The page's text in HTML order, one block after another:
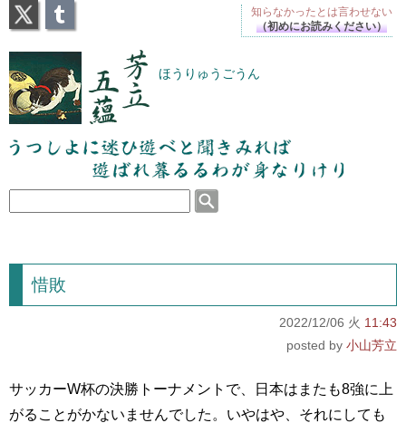
芳立五蘊 ほうりゅうごうん
うつしよに迷ひ遊べと聞きみれば遊ばれ暮るるわが
身なりけり
惜敗
2022/12/06 火 11:43
小山芳立
サッカーW杯の決勝トーナメントで、日本はまたも8強に上
がることがかないませんでした。いやはや、それにしても
知らなかったとは言わせない
（初めにお読みください）
X Tumblr